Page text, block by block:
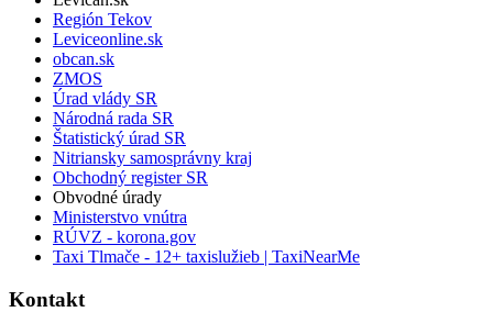
Región Tekov
Leviceonline.sk
obcan.sk
ZMOS
Úrad vlády SR
Národná rada SR
Štatistický úrad SR
Nitriansky samosprávny kraj
Obchodný register SR
Obvodné úrady
Ministerstvo vnútra
RÚVZ - korona.gov
Taxi Tlmače - 12+ taxislužieb | TaxiNearMe
Kontakt